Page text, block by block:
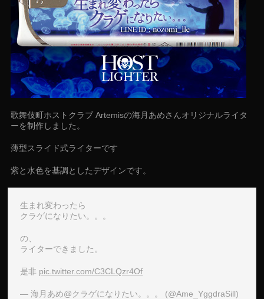
歌舞伎町ホストクラブ Artemisの海月あめさんオリジナルライタ
ーを制作しました。
薄型スライド式ライターです
紫と水色を基調としたデザインです。
生まれ変わったら
クラゲになりたい。。。
の、
ライターできました。
是非 pic.twitter.com/C3CLQzr4Of
— 海月あめ@クラゲになりたい。。。 (@Ame_YggdraSill)